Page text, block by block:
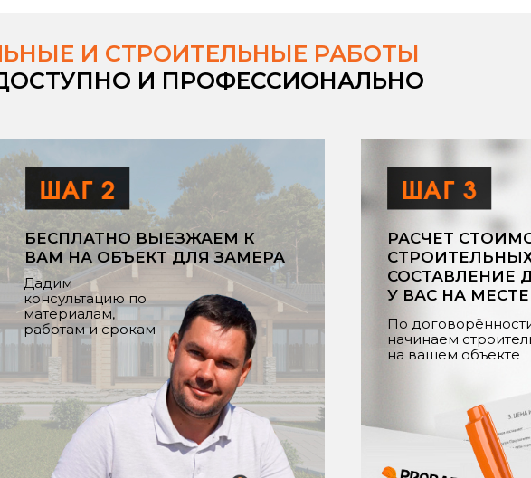
И СТРОИТЕЛЬНЫЕ РАБОТЫ
И ПРОФЕССИОНАЛЬНО
РАСЧЕТ
СОСТАВЛЕНИЕ
У ВАС НА МЕСТЕ
По
начинаем
на вашем объекте
БЕСПЛАТНО ВЫЕЗЖАЕМ К
ВАМ НА ОБЪЕКТ ДЛЯ ЗАМЕРА
Дадим
консультацию по
материалам,
работам и срокам